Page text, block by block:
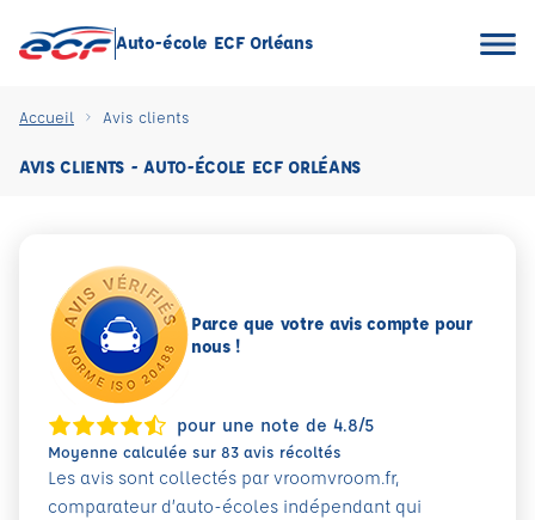
Auto-école ECF Orléans
Accueil Avis clients
AVIS CLIENTS - AUTO-ÉCOLE ECF ORLÉANS
Parce que votre avis compte pour
nous !
pour une note de 4.8/5
Moyenne calculée sur 83 avis récoltés
Les avis sont collectés par vroomvroom.fr,
comparateur d’auto-écoles indépendant qui